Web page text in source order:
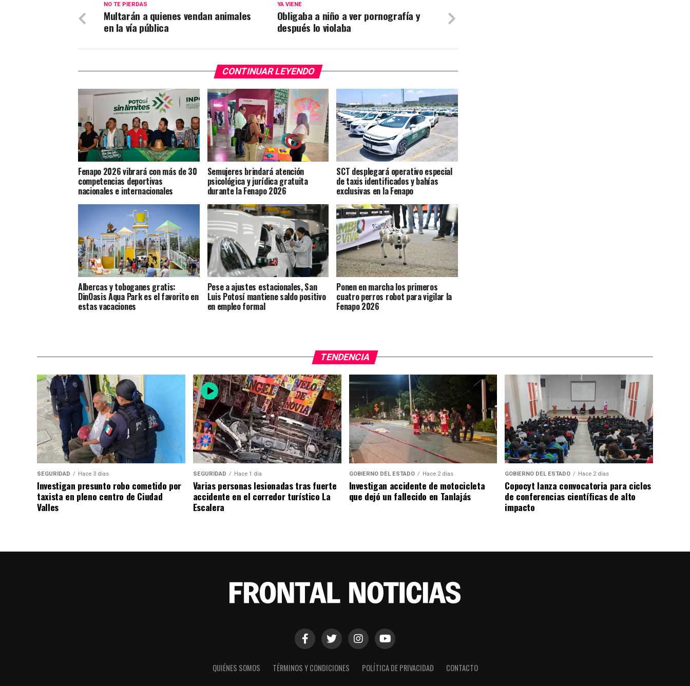
YA VIENE
Obligaba a niño a ver pornografía y
después lo violaba
NO TE PIERDAS
Multarán a quienes vendan animales
en la vía pública
CONTINUAR LEYENDO
Fenapo 2026 vibrará con más de 30
competencias deportivas
nacionales e internacionales
Semujeres brindará atención
psicológica y jurídica gratuita
durante la Fenapo 2026
SCT desplegará operativo especial
de taxis identificados y bahías
exclusivas en la Fenapo
Albercas y toboganes gratis:
DinOasis Aqua Park es el favorito en
estas vacaciones
Pese a ajustes estacionales, San
Luis Potosí mantiene saldo positivo
en empleo formal
Ponen en marcha los primeros
cuatro perros robot para vigilar la
Fenapo 2026
TENDENCIA
SEGURIDAD Hace 3 días
Investigan presunto robo cometido por
taxista en pleno centro de Ciudad
Valles
SEGURIDAD Hace 1 día
Varias personas lesionadas tras fuerte
accidente en el corredor turístico La
Escalera
GOBIERNO DEL ESTADO Hace 2 días
Investigan accidente de motocicleta
que dejó un fallecido en Tanlajás
GOBIERNO DEL ESTADO Hace 2 días
Copocyt lanza convocatoria para ciclos
de conferencias científicas de alto
impacto
QUIÉNES SOMOS TÉRMINOS Y CONDICIONES POLÍTICA DE PRIVACIDAD CONTACTO